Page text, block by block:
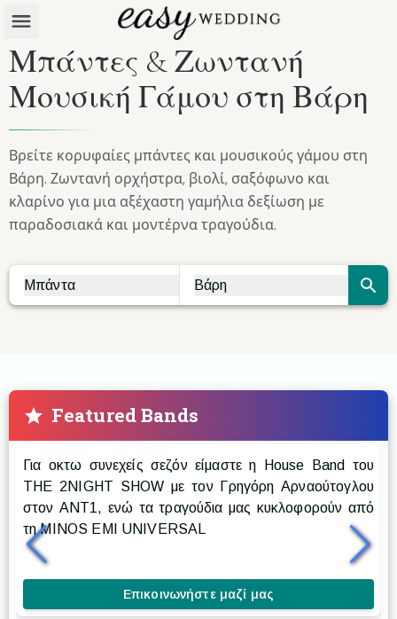
Μπάντες & Ζωντανή
Μουσική Γάμου στη Βάρη
Βρείτε κορυφαίες μπάντες και μουσικούς γάμου στη
Βάρη. Ζωντανή ορχήστρα, βιολί, σαξόφωνο και
κλαρίνο για μια αξέχαστη γαμήλια δεξίωση με
παραδοσιακά και μοντέρνα τραγούδια.
Μπάντα Βάρη
Featured Bands
Prestige The Band
Για οκτω συνεχείς σεζόν είμαστε η House Band του
THE 2NIGHT SHOW με τον Γρηγόρη Αρναούτογλου
στον ANT1, ενώ τα τραγούδια μας κυκλοφορούν από
τη MINOS EMI UNIVERSAL
Επικοινωνήστε μαζί μας